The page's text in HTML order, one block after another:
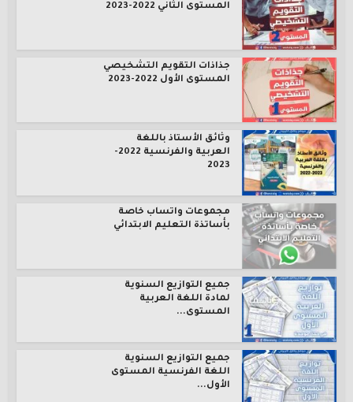
المستوى الثاني 2022-2023
جذاذات التقويم التشخيصي
المستوى الأول 2022-2023
وثائق الأستاذ باللغة
العربية والفرنسية 2022-
2023
مجموعات واتساب خاصة
بأساتذة التعليم الابتدائي
جميع التوازيع السنوية
لمادة اللغة العربية
المستوى...
جميع التوازيع السنوية
اللغة الفرنسية المستوى
الأول...